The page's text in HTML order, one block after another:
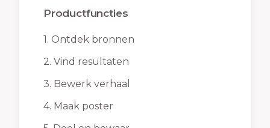
Productfuncties
1. Ontdek bronnen
2. Vind resultaten
3. Bewerk verhaal
4. Maak poster